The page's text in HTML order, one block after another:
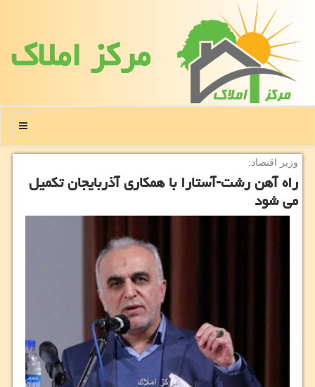
مركز املاك
منو
وزیر اقتصاد:
راه آهن رشت-آستارا با همكاری آذربایجان تكمیل
می شود